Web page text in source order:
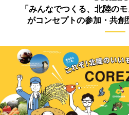
「みんなでつくる、北陸の
がコンセプトの参加・共創